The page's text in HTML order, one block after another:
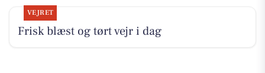
VEJRET
Frisk blæst og tørt vejr i dag